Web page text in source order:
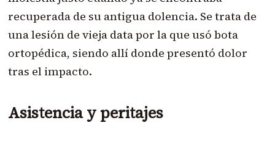
recuperada de su antigua dolencia. Se trata de
una lesión de vieja data por la que usó bota
ortopédica, siendo allí donde presentó dolor
tras el impacto.
Asistencia y peritajes